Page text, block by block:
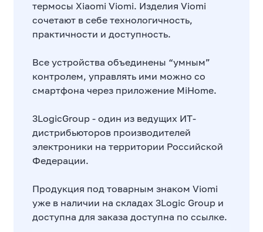
термосы Xiaomi Viomi. Изделия Viomi
сочетают в себе технологичность,
практичности и доступность.
Все устройства объединены “умным”
контролем, управлять ими можно со
смартфона через приложение MiHome.
3LogicGroup - один из ведущих ИТ-
дистрибьюторов производителей
электроники на территории Российской
Федерации.
Продукция под товарным знаком Viomi
уже в наличии на складах 3Logic Group и
доступна для заказа доступна по ссылке.